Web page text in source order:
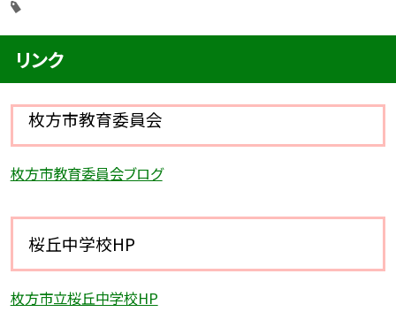
リンク
枚方市教育委員会
枚方市教育委員会ブログ
桜丘中学校HP
枚方市立桜丘中学校HP